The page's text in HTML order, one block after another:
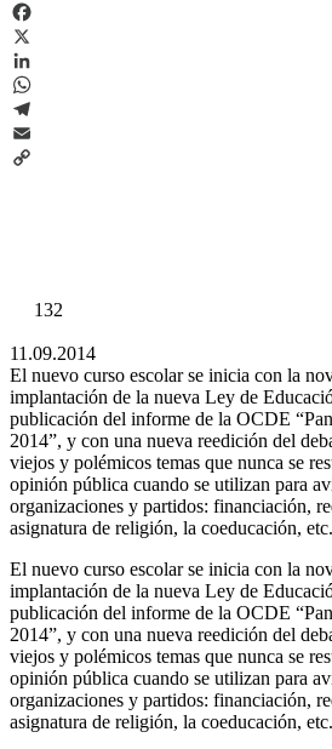
Facebook
X
LinkedIn
WhatsApp
Telegram
Email
132
11.09.2014
El nuevo curso escolar se inicia con la
implantación de la nueva Ley de
publicación del informe de la OCDE
2014”, y con una nueva reedición del
viejos y polémicos temas que nunca se
opinión pública cuando se utilizan para
organizaciones y partidos: financiación,
asignatura de religión, la coeducación, etc.
El nuevo curso escolar se inicia con la
implantación de la nueva Ley de
publicación del informe de la OCDE
2014”, y con una nueva reedición del
viejos y polémicos temas que nunca se
opinión pública cuando se utilizan para
organizaciones y partidos: financiación,
asignatura de religión, la coeducación, etc.